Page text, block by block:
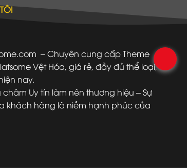
– Chuyên cung cấp Theme
Vệt Hóa, giá rẻ, đầy đủ thể loại,
nay.
Uy tín làm nên thương hiệu – Sự
khách hàng là niềm hạnh phúc của